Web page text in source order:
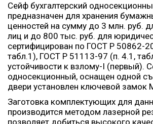
Сейф бухгалтерский
предназначен для хранения
ценностей на сумму до 3 млн. руб.
лиц и до 800 тыс. руб. для
сертифицирован по ГОСТ Р 50862-
табл.1), ГОСТ Р 51113-97 (п. 4.1,
устойчивости к взлому-I (первый).
односекционный, оснащен одной
двери установлен ключевой замок
Заготовка комплектующих для
производится методом лазерной
позволяет добиться высокого